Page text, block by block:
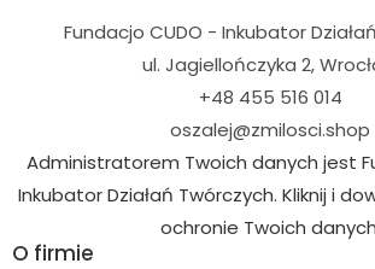
Fundacjo CUDO - Inkubator
ul. Jagiellończyka 2,
+48 455 516 014
oszalej@zmilosci.shop
Administratorem Twoich danych jest
Inkubator Działań Twórczych. Kliknij i
ochronie Twoich
O firmie